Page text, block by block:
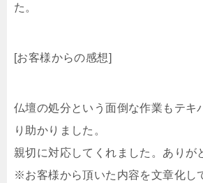
た。
[お客様からの感想]
仏壇の処分という面倒な作業もテキ
り助かりました。
親切に対応してくれました。ありが
※お客様から頂いた内容を文章化し